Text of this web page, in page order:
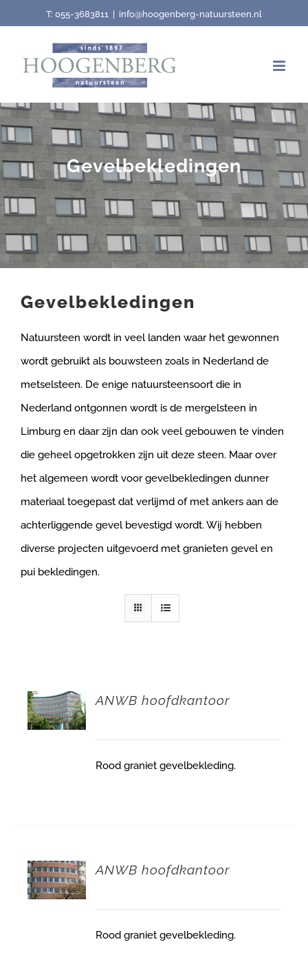
content
T: 055-3683811 info@hoogenberg-natuursteen.nl
Gevelbekledingen
Gevelbekledingen
Natuursteen wordt in veel landen waar het gewonnen
wordt gebruikt als bouwsteen zoals in Nederland de
metselsteen. De enige natuursteensoort die in
Nederland ontgonnen wordt is de mergelsteen in
Limburg en daar zijn dan ook veel gebouwen te vinden
die geheel opgetrokken zijn uit deze steen. Maar over
het algemeen wordt voor gevelbekledingen dunner
materiaal toegepast dat verlijmd of met ankers aan de
achterliggende gevel bevestigd wordt. Wij hebben
diverse projecten uitgevoerd met granieten gevel en
pui bekledingen.
ANWB hoofdkantoor
Rood graniet gevelbekleding.
ANWB hoofdkantoor
Rood graniet gevelbekleding.